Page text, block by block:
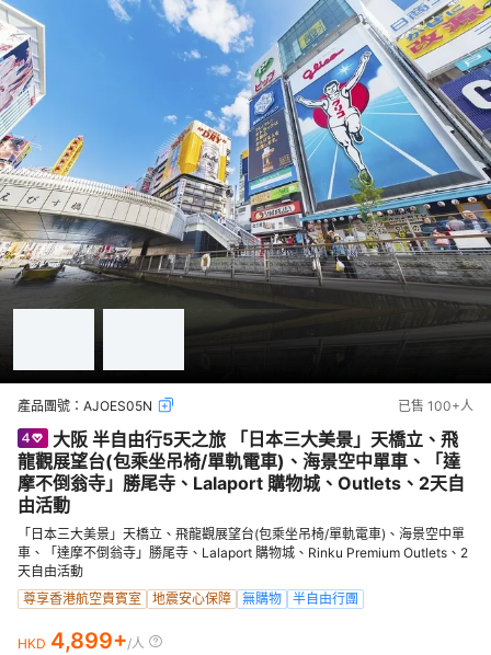
產品團號： AJOES05N 已售 100+人
大阪 半自由行5天之旅 「日本三大美景」天橋立、飛
龍觀展望台(包乘坐吊椅/單軌電車)、海景空中單車、「達
摩不倒翁寺」勝尾寺、Lalaport 購物城、Outlets、2天自
由活動
「日本三大美景」天橋立、飛龍觀展望台(包乘坐吊椅/單軌電車)、海景空中單
車、「達摩不倒翁寺」勝尾寺、Lalaport 購物城、Rinku Premium Outlets、2
天自由活動
尊享香港航空貴賓室
地震安心保障 無購物 半自由行團
HKD 4,899+/人